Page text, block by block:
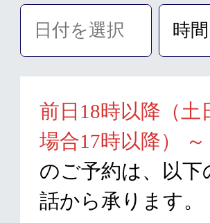
前日18時以降（土
場合17時以降） ～
のご予約は、以下
話から承ります。